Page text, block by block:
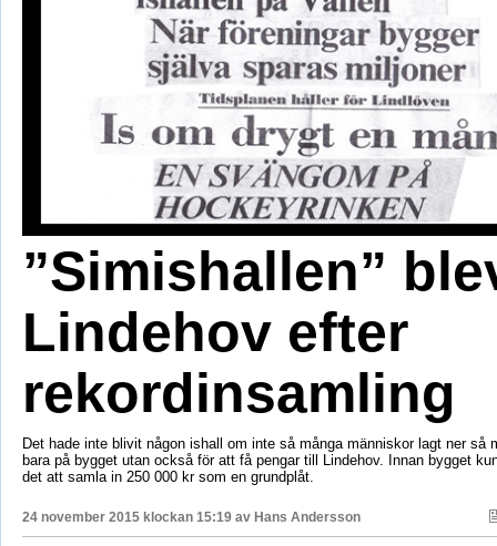
”Simishallen”
Lindehov efter
rekordinsamling
Det hade inte blivit någon ishall om inte så många människor lagt ner så
bara på bygget utan också för att få pengar till Lindehov. Innan bygget
det att samla in 250 000 kr som en grundplåt.
24 november 2015 klockan 15:19 av Hans Andersson